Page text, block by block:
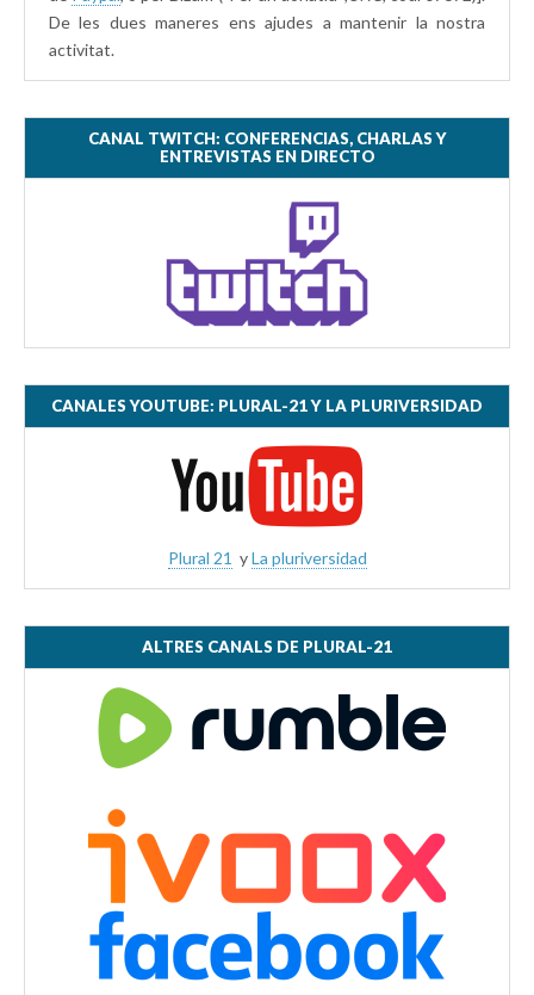
De les dues maneres ens ajudes a mantenir la nostra
activitat.
CANAL TWITCH: CONFERENCIAS, CHARLAS Y
ENTREVISTAS EN DIRECTO
CANALES YOUTUBE: PLURAL-21 Y LA PLURIVERSIDAD
Plural 21 yLa pluriversidad
ALTRES CANALS DE PLURAL-21